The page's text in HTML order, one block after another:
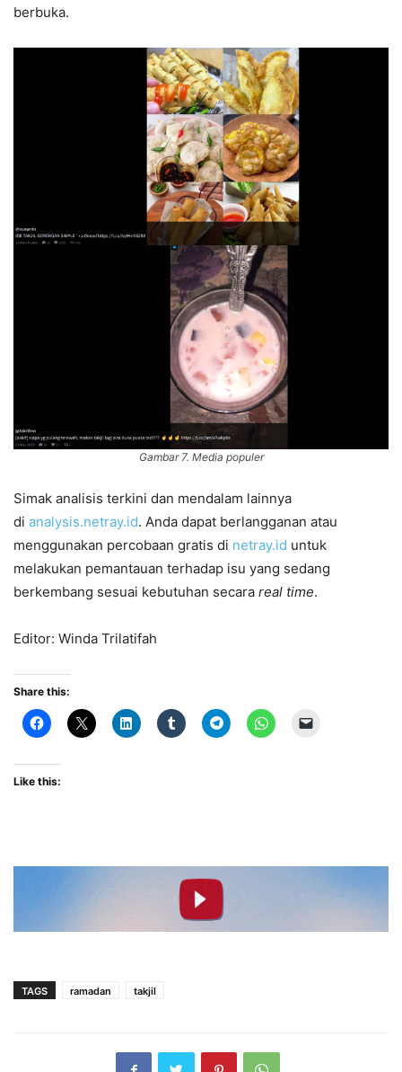
berbuka.
Gambar 7. Media populer
Simak analisis terkini dan mendalam lainnya
di analysis.netray.id. Anda dapat berlangganan atau
menggunakan percobaan gratis di netray.id untuk
melakukan pemantauan terhadap isu yang sedang
berkembang sesuai kebutuhan secara real time.
Editor: Winda Trilatifah
Share this:
Like this:
TAGS ramadan takjil